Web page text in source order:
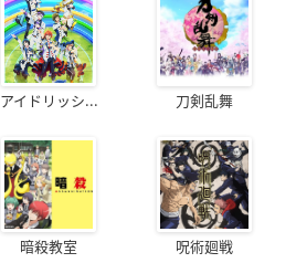
アイドリッシ... 刀剣乱舞
暗殺教室 呪術廻戦